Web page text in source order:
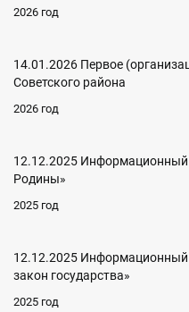
2026 год
14.01.2026 Первое
Советского района
2026 год
12.12.2025 Информационный
Родины»
2025 год
12.12.2025 Информационный
закон государства»
2025 год